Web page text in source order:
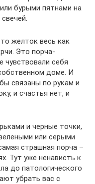
бурыми пятнами на
желток весь как
Это порча-
чувствовали себя
доме. И
связаны по рукам и
и счастья нет, и
и черные точки,
или серыми
страшная порча –
Тут уже ненависть к
до патологического
убрать вас с